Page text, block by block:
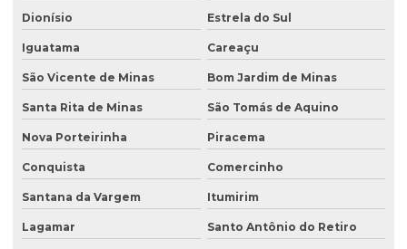
Dionísio Estrela do Sul
Iguatama Careaçu
São Vicente de Minas Bom Jardim de Minas
Santa Rita de Minas São Tomás de Aquino
Nova Porteirinha Piracema
Conquista Comercinho
Santana da Vargem Itumirim
Lagamar Santo Antônio do Retiro